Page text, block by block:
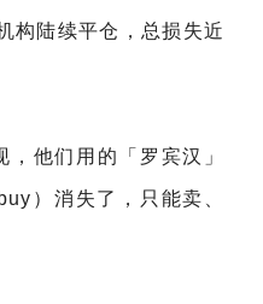
构陆续平仓，总损失近
他们用的「罗宾汉」
）消失了，只能卖、